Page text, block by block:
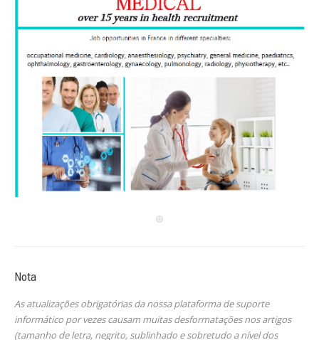
Nota
As atualizações obrigatórias da nossa plataforma de suporte
informático por vezes causam muitas desformatações nos artigos
(tamanho de letra, negrito, sublinhado e sobretudo a nível dos